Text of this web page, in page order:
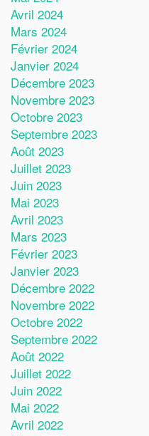
Avril 2024
Mars 2024
Février 2024
Janvier 2024
Décembre 2023
Novembre 2023
Octobre 2023
Septembre 2023
Août 2023
Juillet 2023
Juin 2023
Mai 2023
Avril 2023
Mars 2023
Février 2023
Janvier 2023
Décembre 2022
Novembre 2022
Octobre 2022
Septembre 2022
Août 2022
Juillet 2022
Juin 2022
Mai 2022
Avril 2022